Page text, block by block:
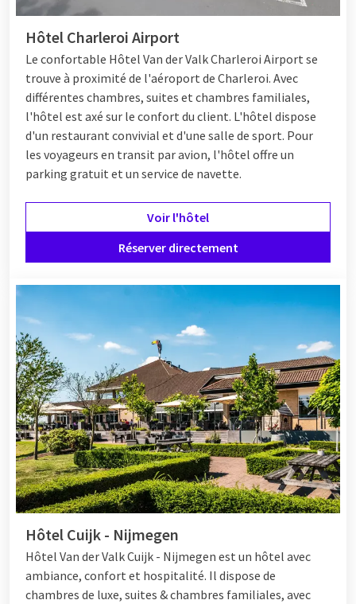
Hôtel Charleroi Airport
Le confortable Hôtel Van der Valk Charleroi Airport se
trouve à proximité de l'aéroport de Charleroi. Avec
différentes chambres, suites et chambres familiales,
l'hôtel est axé sur le confort du client. L'hôtel dispose
d'un restaurant convivial et d'une salle de sport. Pour
les voyageurs en transit par avion, l'hôtel offre un
parking gratuit et un service de navette.
Voir l'hôtel
Réserver directement
Hôtel Cuijk - Nijmegen
Hôtel Van der Valk Cuijk - Nijmegen est un hôtel avec
ambiance, confort et hospitalité. Il dispose de
chambres de luxe, suites & chambres familiales, avec